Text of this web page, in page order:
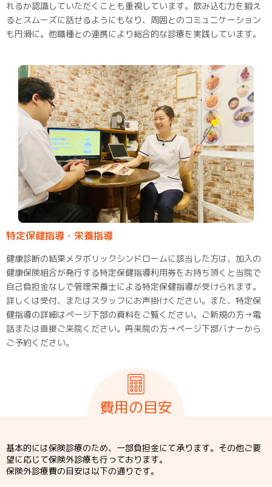
れるか認識していただくことも重視しています。飲み込む力を鍛え
るとスムーズに話せるようにもなり、周囲とのコミュニケーション
も円滑に。他職種との連携により総合的な診療を実践しています。
特定保健指導・栄養指導
健康診断の結果メタボリックシンドロームに該当した方は、加入の
健康保険組合が発行する特定保健指導利用券をお持ち頂くと当院で
自己負担金なしで管理栄養士による特定保健指導が受けられます。
詳しくは受付、またはスタッフにお声掛けください。また、特定保
健指導の詳細はページ下部の資料をご覧ください。ご新規の方→電
話または直接ご来院ください。再来院の方→ページ下部バナーから
ご予約ください。
費用の目安
基本的には保険診療のため、一部負担金にて承ります。その他ご要
望に応じて保険外診療も行っております。
保険外診療費の目安は以下の通りです。